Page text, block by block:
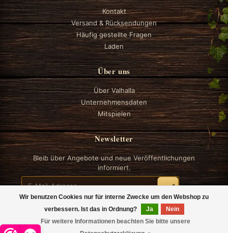
Wir benutzen Cookies nur für interne Zwecke um den Webshop zu
verbessern. Ist das in Ordnung?
Ja
Nein
Für weitere Informationen beachten Sie bitte unsere
Kontakt
Versand & Rücksendungen
Häufig gestellte Fragen
Laden
Über uns
Über Valhalla
Unternehmensdaten
Mitspielen
Newsletter
Bleib über Angebote und neue Veröffentlichungen
informiert.